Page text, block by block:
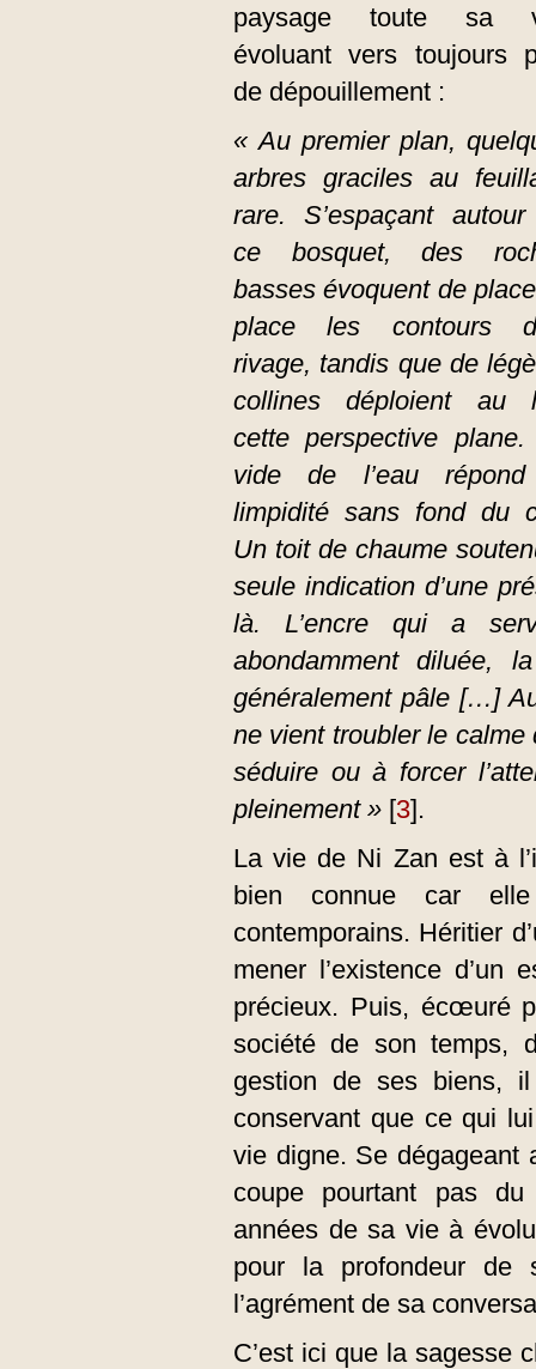
paysage toute sa
évoluant vers toujours
de dépouillement :
« Au premier plan,
arbres graciles au
rare. S’espaçant
ce bosquet, des
basses évoquent de
place les contours
rivage, tandis que de
collines déploient au
cette perspective plane.
vide de l’eau
limpidité sans fond du
Un toit de chaume
seule indication d’une
là. L’encre qui a
abondamment diluée,
généralement pâle […]
ne vient troubler le
séduire ou à forcer
pleinement » [3].
La vie de Ni Zan est à
bien connue car
contemporains. Héritier
mener l’existence d’un
précieux. Puis, écœuré
société de son temps,
gestion de ses biens,
conservant que ce qui
vie digne. Se dégageant
coupe pourtant pas
années de sa vie à
pour la profondeur
l’agrément de sa
C’est ici que la sagesse